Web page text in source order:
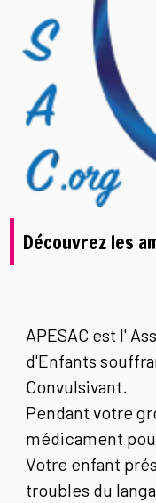
Découvrez les
APESAC est l'
d'Enfants
Convulsivant.
Pendant votre
médicament
Votre enfant
troubles du